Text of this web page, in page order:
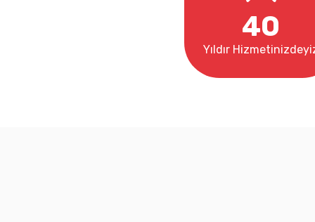
40
Yıldır